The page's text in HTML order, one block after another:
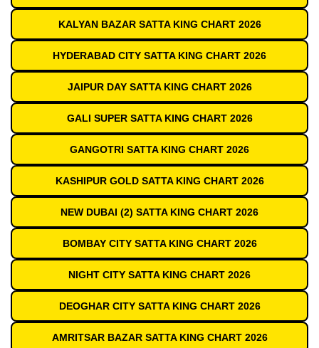
KALYAN BAZAR SATTA KING CHART 2026
HYDERABAD CITY SATTA KING CHART 2026
JAIPUR DAY SATTA KING CHART 2026
GALI SUPER SATTA KING CHART 2026
GANGOTRI SATTA KING CHART 2026
KASHIPUR GOLD SATTA KING CHART 2026
NEW DUBAI (2) SATTA KING CHART 2026
BOMBAY CITY SATTA KING CHART 2026
NIGHT CITY SATTA KING CHART 2026
DEOGHAR CITY SATTA KING CHART 2026
AMRITSAR BAZAR SATTA KING CHART 2026